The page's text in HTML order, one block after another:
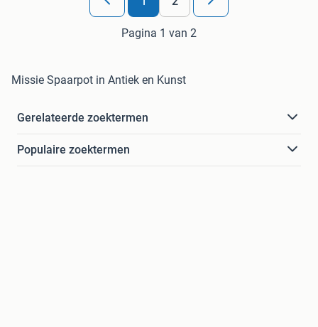
Pagina 1 van 2
Missie Spaarpot in Antiek en Kunst
Gerelateerde zoektermen
Populaire zoektermen